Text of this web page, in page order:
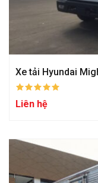
Xe tải Hyundai
Liên hệ